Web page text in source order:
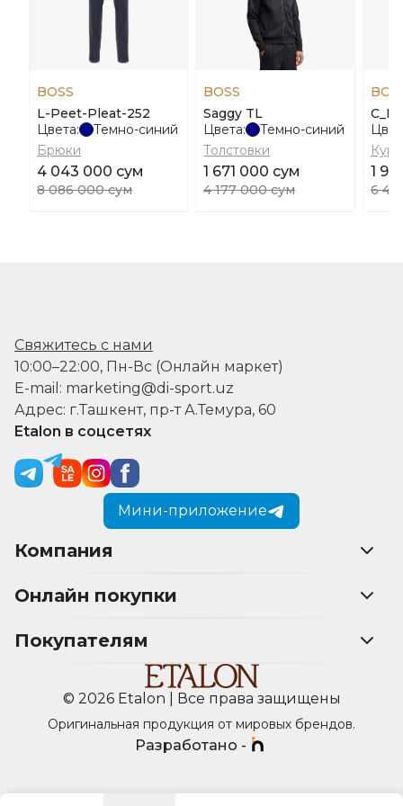
BOSS
L-Peet-Pleat-252
Цвета:
Темно-синий
Брюки
4 043 000 сум
8 086 000 сум
BOSS
Saggy TL
Цвета:
Темно-синий
Толстовки
1 671 000 сум
4 177 000 сум
1
6
Свяжитесь с нами
10:00–22:00, Пн-Вс (Онлайн маркет)
E-mail: marketing@di-sport.uz
Адрес: г.Ташкент, пр-т А.Темура, 60
Etalon в соцсетях
Мини-приложение
Компания
Онлайн покупки
Покупателям
© 2026 Etalon | Все права защищены
Оригинальная продукция от мировых брендов.
Разработано -